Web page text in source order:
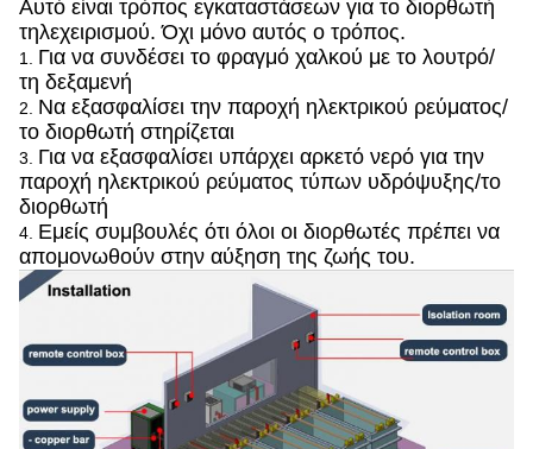
Αυτό είναι τρόπος εγκαταστάσεων για το διορθωτή
τηλεχειρισμού. Όχι μόνο αυτός ο τρόπος.
1. Για να συνδέσει το φραγμό χαλκού με το λουτρό/
τη δεξαμενή
2. Να εξασφαλίσει την παροχή ηλεκτρικού ρεύματος/
το διορθωτή στηρίζεται
3. Για να εξασφαλίσει υπάρχει αρκετό νερό για την
παροχή ηλεκτρικού ρεύματος τύπων υδρόψυξης/το
διορθωτή
4. Εμείς συμβουλές ότι όλοι οι διορθωτές πρέπει να
απομονωθούν στην αύξηση της ζωής του.